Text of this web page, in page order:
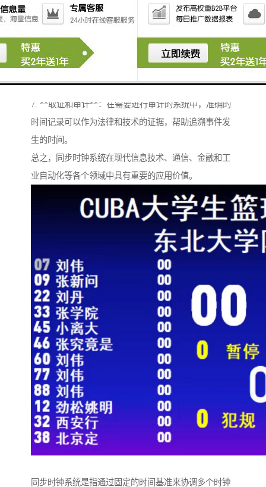
5. **支持网络协议**：在计算机网络中，许多协议（如
和处理。
6. **提升系统性能**：通过确保同步，减少因时间不一
致导致的延迟和错误，提升整体系统的性能和效率。
7. **取证和审计**：在需要进行审计的系统中，准确的
时间记录可以作为法律和技术的证据，帮助追溯事件发
生的时间。
总之，同步时钟系统在现代信息技术、通信、金融和工
业自动化等各个领域中具有重要的应用价值。
同步时钟系统是指通过固定的时间基准来协调多个时钟